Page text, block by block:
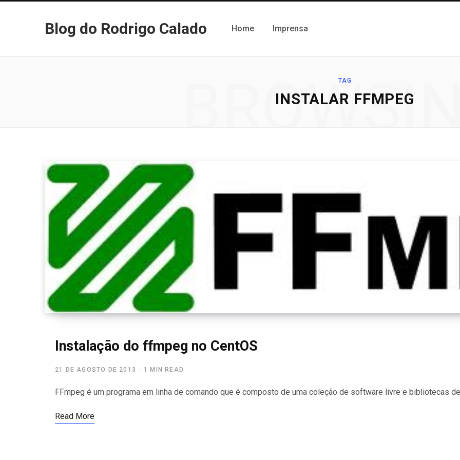
Blog do Rodrigo Calado Home Imprensa
TAG
INSTALAR FFMPEG
Instalação do ffmpeg no CentOS
21 DE AGOSTO DE 2013 1 MIN READ
FFmpeg é um programa em linha de comando que é composto de uma coleção de software livre e bibliotecas
Read More